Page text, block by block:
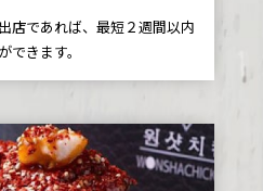
店であれば、最短２週間以内
きます。